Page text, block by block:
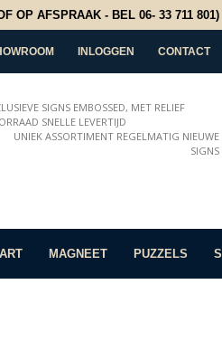
OP AFSPRAAK - BEL 06- 33 711 801)
INLOGGEN CONTACT
SIGNS EMBOSSED, MET RELIEF
SNELLE LEVERTIJD
UNIEK ASSORTIMENT REGELMATIG NIEUWE
SIGNS
MAGNEET PUZZELS